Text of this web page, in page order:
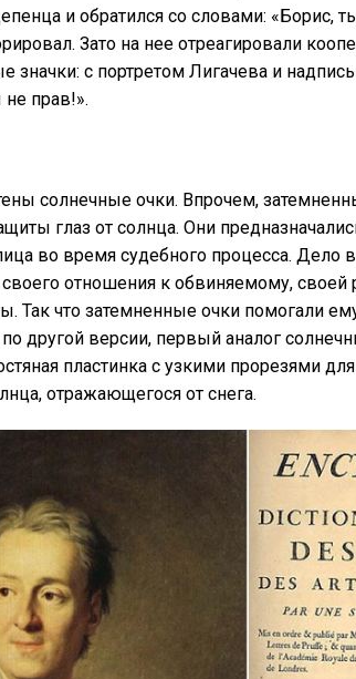
и обратился со словами: «Борис,
Зато на нее отреагировали
значки: с портретом Лигачева и
не прав!».
солнечные очки. Впрочем,
глаз от солнца. Они
во время судебного процесса. Дело
отношения к обвиняемому, своей
Так что затемненные очки помогали
другой версии, первый аналог
пластинка с узкими прорезями
отражающегося от снега.